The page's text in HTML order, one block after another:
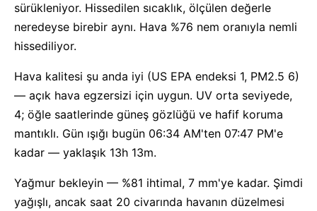
sürükleniyor. Hissedilen sıcaklık, ölçülen değerle
neredeyse birebir aynı. Hava %76 nem oranıyla nemli
hissediliyor.
Hava kalitesi şu anda iyi (US EPA endeksi 1, PM2.5 6)
— açık hava egzersizi için uygun. UV orta seviyede,
4; öğle saatlerinde güneş gözlüğü ve hafif koruma
mantıklı. Gün ışığı bugün 06:34 AM'ten 07:47 PM'e
kadar — yaklaşık 13h 13m.
Yağmur bekleyin — %81 ihtimal, 7 mm'ye kadar. Şimdi
yağışlı, ancak saat 20 civarında havanın düzelmesi